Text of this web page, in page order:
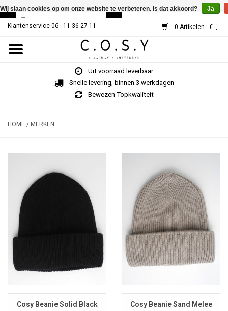
Klantenservice 06 - 11 36 27 11 0 Artikelen - €--,--
Home
HOE WERKT HET?
Uit voorraad leverbaar
Snelle levering, binnen 3 werkdagen
Bewezen Topkwaliteit
HOME / MERKEN
Cosy Beanie Solid Black
Cosy Beanie Sand Melee
Wij slaan cookies op om onze website te verbeteren. Is dat akkoord? Ja